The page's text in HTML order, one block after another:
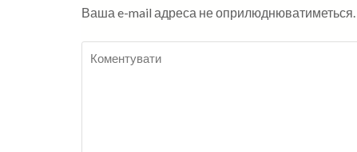
Ваша e-mail адреса не оприлюднюватиметься.